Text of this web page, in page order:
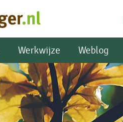
Werkwijze Weblog